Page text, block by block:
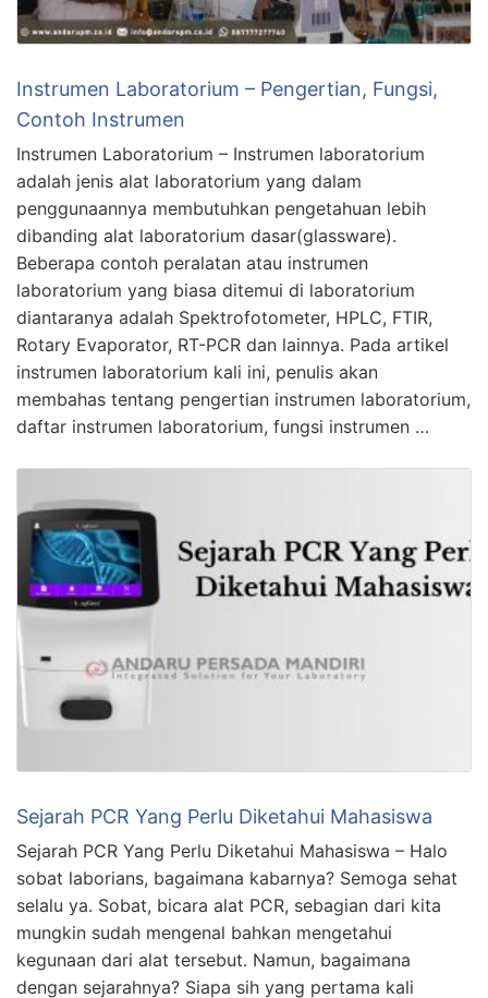
Instrumen Laboratorium – Pengertian, Fungsi,
Contoh Instrumen
Instrumen Laboratorium – Instrumen laboratorium
adalah jenis alat laboratorium yang dalam
penggunaannya membutuhkan pengetahuan lebih
dibanding alat laboratorium dasar(glassware).
Beberapa contoh peralatan atau instrumen
laboratorium yang biasa ditemui di laboratorium
diantaranya adalah Spektrofotometer, HPLC, FTIR,
Rotary Evaporator, RT-PCR dan lainnya. Pada artikel
instrumen laboratorium kali ini, penulis akan
membahas tentang pengertian instrumen laboratorium,
daftar instrumen laboratorium, fungsi instrumen …
Sejarah PCR Yang Perlu Diketahui Mahasiswa
Sejarah PCR Yang Perlu Diketahui Mahasiswa – Halo
sobat laborians, bagaimana kabarnya? Semoga sehat
selalu ya. Sobat, bicara alat PCR, sebagian dari kita
mungkin sudah mengenal bahkan mengetahui
kegunaan dari alat tersebut. Namun, bagaimana
dengan sejarahnya? Siapa sih yang pertama kali